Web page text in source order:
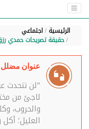
الرئيسية اجتماعي
حقيقة تصريحات حمدي
عنوان مضلل
لاجئ من
والحروب،
العليل؛